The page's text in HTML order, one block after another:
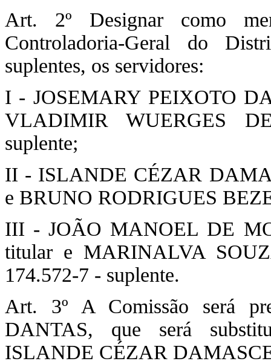
Art. 2º Designar como
Controladoria-Geral do
suplentes, os servidores:
I - JOSEMARY PEIXOTO
VLADIMIR WUERGES
suplente;
II - ISLANDE CÉZAR
e BRUNO RODRIGUES
III - JOÃO MANOEL DE
titular e MARINALVA
174.572-7 - suplente.
Art. 3º A Comissão será
DANTAS, que será
ISLANDE CÉZAR